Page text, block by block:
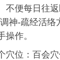
不便每日往
神-疏经活络
操作。
穴位：百会